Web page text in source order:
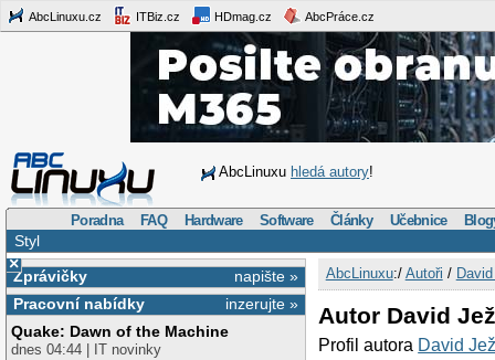
AbcLinuxu.cz ITBiz.cz HDmag.cz AbcPráce.cz
AbcLinuxu hledá autory!
Poradna FAQ Hardware Software Články Učebnice
Styl
×
napište »
Zprávičky
inzerujte »
Pracovní nabídky
Quake: Dawn of the Machine
dnes 04:44 | IT novinky
AbcLinuxu:/ Autoři /
Autor David
Profil autora David